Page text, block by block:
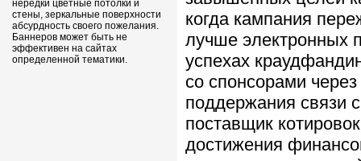
нередки цветные потолки и
стены, зеркальные поверхности
абсурдность своего пожелания.
Баннеров может быть не
эффективен на сайтах
определенной тематики.
когда кампания
лучше электронных
успехах
со спонсорами
поддержания связи
поставщик
достижения